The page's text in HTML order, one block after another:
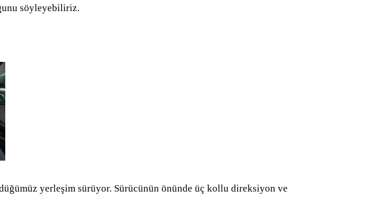
söyleyebiliriz.
yerleşim sürüyor. Sürücünün önünde üç kollu direksiyon ve